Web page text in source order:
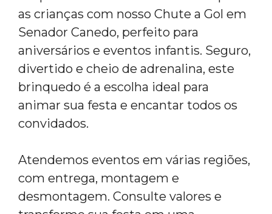
as crianças com nosso Chute a Gol em
Senador Canedo, perfeito para
aniversários e eventos infantis. Seguro,
divertido e cheio de adrenalina, este
brinquedo é a escolha ideal para
animar sua festa e encantar todos os
convidados.
Atendemos eventos em várias regiões,
com entrega, montagem e
desmontagem. Consulte valores e